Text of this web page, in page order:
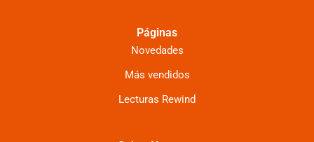
Páginas
Novedades
Más vendidos
Lecturas Rewind